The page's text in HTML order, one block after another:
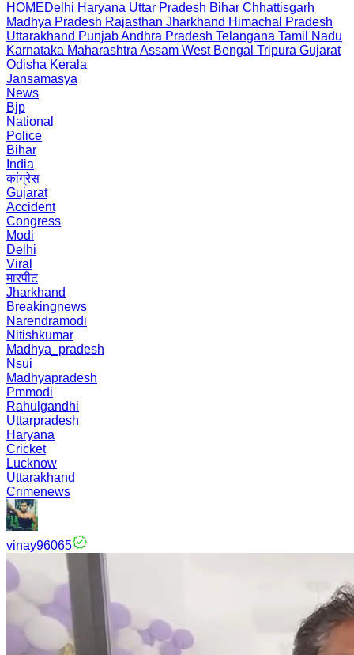
HOMEDelhi Haryana Uttar Pradesh Bihar Chhattisgarh
Madhya Pradesh Rajasthan Jharkhand Himachal Pradesh
Uttarakhand PunjabAndhra Pradesh Telangana Tamil Nadu
Karnataka Maharashtra Assam West Bengal Tripura Gujarat
Odisha Kerala
Jansamasya
News
Bjp
National
Police
Bihar
India
कांग्रेस
Gujarat
Accident
Congress
Modi
Delhi
Viral
मारपीट
Jharkhand
Breakingnews
Narendramodi
Nitishkumar
Madhya_pradesh
Nsui
Madhyapradesh
Pmmodi
Rahulgandhi
Uttarpradesh
Haryana
Cricket
Lucknow
Uttarakhand
Crimenews
vinay96065